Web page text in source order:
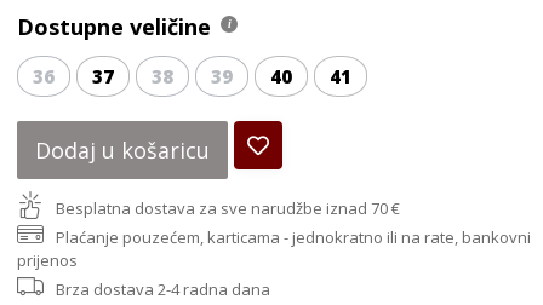
Dostupne veličine
36 37 38 39 40 41
Dodaj u košaricu
Besplatna dostava za sve narudžbe iznad 70 €
Plaćanje pouzećem, karticama - jednokratno ili na rate, bankovni
prijenos
Brza dostava 2-4 radna dana